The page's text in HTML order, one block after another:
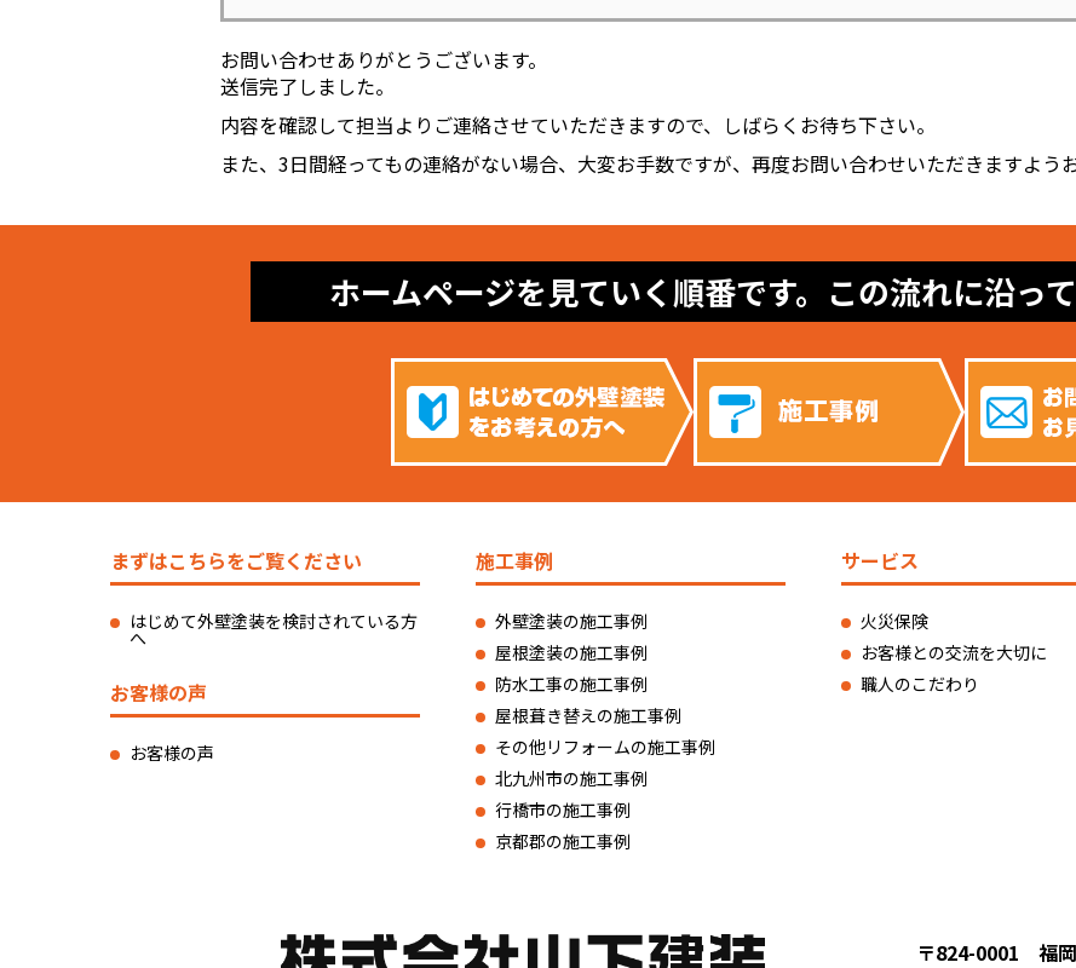
お問い合わせありがとうございます。
送信完了しました。
内容を確認して担当よりご連絡させていただきますので、しばらくお待ち下さい。
また、3日間経ってもの連絡がない場合、大変お手数ですが、再度お問い合わせいただきますよう
ホームページを見ていく順番です。この流れに沿っ
まずはこちらをご覧ください
はじめて外壁塗装を検討されている方
へ
お客様の声
お客様の声
施工事例
外壁塗装の施工事例
屋根塗装の施工事例
防水工事の施工事例
屋根葺き替えの施工事例
その他リフォームの施工事例
北九州市の施工事例
行橋市の施工事例
京都郡の施工事例
サービス
火災保険
お客様との交流を大切に
職人のこだわり
〒824-0001 福